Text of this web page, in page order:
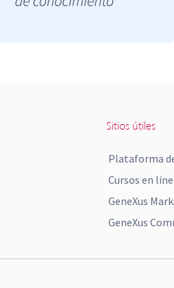
Sitios útiles
Plataforma
Cursos en
GeneXus
GeneXus